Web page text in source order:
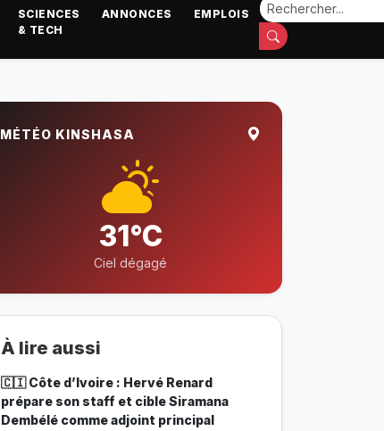
SCIENCES
& TECH
ANNONCES EMPLOIS
MÉTÉO KINSHASA
31°C
Ciel dégagé
À lire aussi
🇨🇮 Côte d’Ivoire : Hervé Renard
prépare son staff et cible Siramana
Dembélé comme adjoint principal